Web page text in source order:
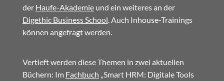
der Haufe-Akademieund ein weiteres an der
Digethic Business School . Auch Inhouse-Trainings
können angefragt werden.
Vertieft werden diese Themen in zwei aktuellen
Büchern: Im Fachbuch „Smart HRM: Digitale Tools